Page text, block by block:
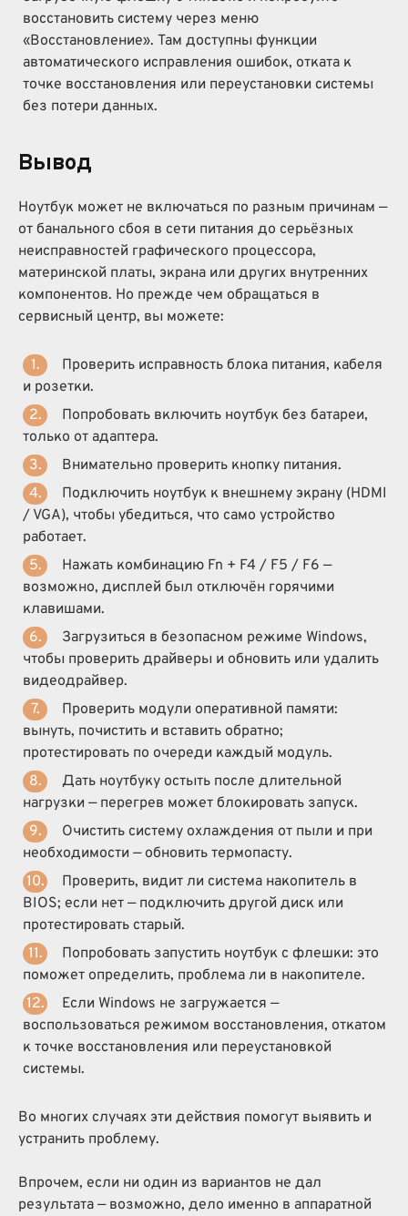
восстановить систему через меню
«Восстановление». Там доступны функции
автоматического исправления ошибок, отката к
точке восстановления или переустановки системы
без потери данных.
Вывод
Ноутбук может не включаться по разным причинам —
от банального сбоя в сети питания до серьёзных
неисправностей графического процессора,
материнской платы, экрана или других внутренних
компонентов. Но прежде чем обращаться в
сервисный центр, вы можете:
Проверить исправность блока питания, кабеля
и розетки.
Попробовать включить ноутбук без батареи,
только от адаптера.
Внимательно проверить кнопку питания.
Подключить ноутбук к внешнему экрану (HDMI
/ VGA), чтобы убедиться, что само устройство
работает.
Нажать комбинацию Fn + F4 / F5 / F6 —
возможно, дисплей был отключён горячими
клавишами.
Загрузиться в безопасном режиме Windows,
чтобы проверить драйверы и обновить или удалить
видеодрайвер.
Проверить модули оперативной памяти:
вынуть, почистить и вставить обратно;
протестировать по очереди каждый модуль.
Дать ноутбуку остыть после длительной
нагрузки — перегрев может блокировать запуск.
Очистить систему охлаждения от пыли и при
необходимости — обновить термопасту.
Проверить, видит ли система накопитель в
BIOS; если нет — подключить другой диск или
протестировать старый.
Попробовать запустить ноутбук с флешки: это
поможет определить, проблема ли в накопителе.
Если Windows не загружается —
воспользоваться режимом восстановления, откатом
к точке восстановления или переустановкой
системы.
Во многих случаях эти действия помогут выявить и
устранить проблему.
Впрочем, если ни один из вариантов не дал
результата — возможно, дело именно в аппаратной